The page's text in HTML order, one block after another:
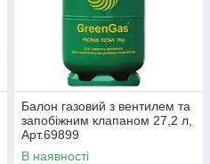
Балон газовий з вентилем та
запобіжним клапаном 27,2 л,
Арт.69899
В наявності